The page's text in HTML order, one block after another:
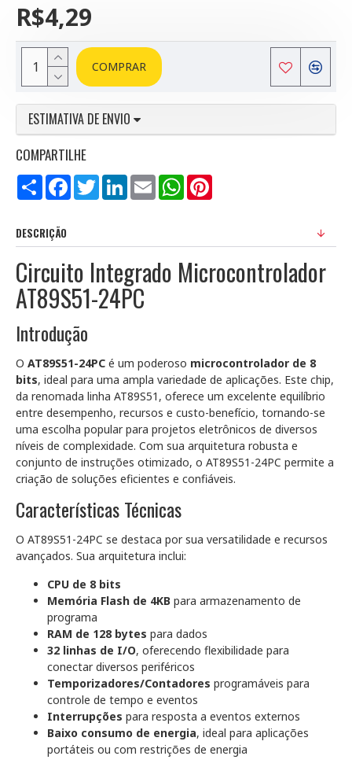
R$4,29
COMPRAR
ESTIMATIVA DE ENVIO
COMPARTILHE
Compartilhar
FacebookTwitterLinkedInEmail WhatsApp
DESCRIÇÃO
Circuito Integrado Microcontrolador
AT89S51-24PC
Introdução
O AT89S51-24PC é um poderoso microcontrolador de 8
bits, ideal para uma ampla variedade de aplicações. Este chip,
da renomada linha AT89S51, oferece um excelente equilíbrio
entre desempenho, recursos e custo-benefício, tornando-se
uma escolha popular para projetos eletrônicos de diversos
níveis de complexidade. Com sua arquitetura robusta e
conjunto de instruções otimizado, o AT89S51-24PC permite a
criação de soluções eficientes e confiáveis.
Características Técnicas
O AT89S51-24PC se destaca por sua versatilidade e recursos
avançados. Sua arquitetura inclui:
CPU de 8 bits
Memória Flash de 4KB para armazenamento de
programa
RAM de 128 bytes para dados
32 linhas de I/O, oferecendo flexibilidade para
conectar diversos periféricos
Temporizadores/Contadores programáveis para
controle de tempo e eventos
Interrupções para resposta a eventos externos
Baixo consumo de energia, ideal para aplicações
portáteis ou com restrições de energia